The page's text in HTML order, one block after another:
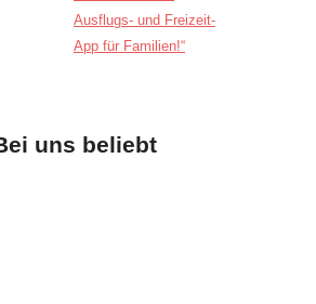
uns beliebt